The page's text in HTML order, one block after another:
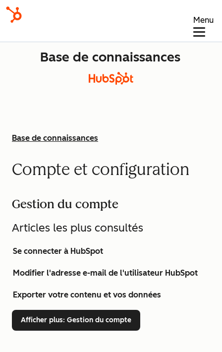
Menu
Base de connaissances
Base de connaissances
Compte et configuration
Gestion du compte
Articles les plus consultés
Se connecter à HubSpot
Modifier l'adresse e-mail de l'utilisateur HubSpot
Exporter votre contenu et vos données
Afficher plus: Gestion du compte